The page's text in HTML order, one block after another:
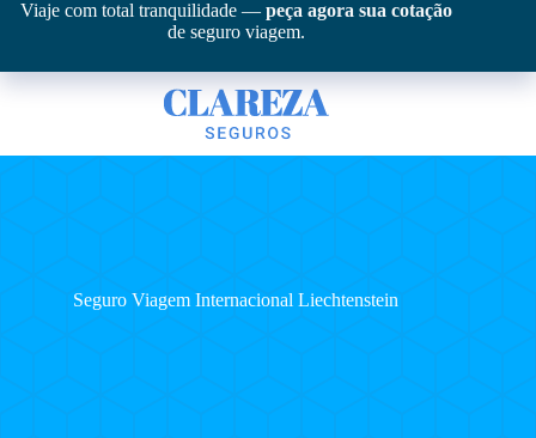
Pular
conteúdo
Viaje com total tranquilidade — peça agora sua cotação
de seguro viagem.
Seguro Viagem Internacional Liechtenstein